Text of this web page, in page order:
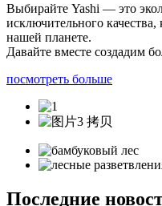
Выбирайте Yashi — это
исключительного
нашей планете.
Давайте вместе создадим
посмотреть больше
Последние